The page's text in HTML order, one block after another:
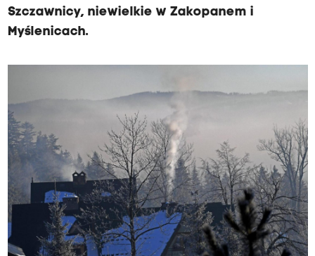
Szczawnicy, niewielkie w Zakopanem i
Myślenicach.